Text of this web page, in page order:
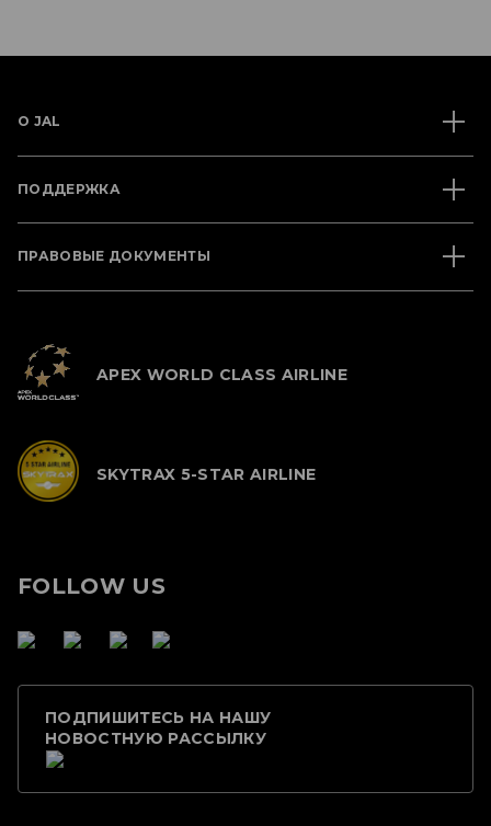
О JAL
ПОДДЕРЖКА
ПРАВОВЫЕ ДОКУМЕНТЫ
APEX WORLD CLASS AIRLINE
SKYTRAX 5-STAR AIRLINE
FOLLOW US
ПОДПИШИТЕСЬ НА НАШУ
НОВОСТНУЮ РАССЫЛКУ